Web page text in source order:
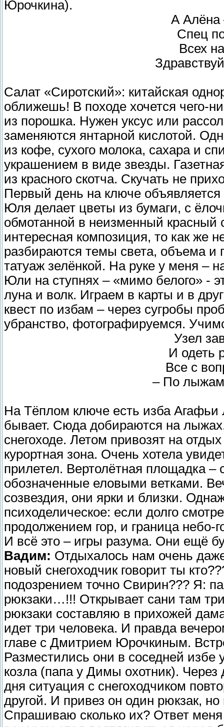
Юрочкина).
А Алёна
Спец
Всех
Салат «Сиротский»: китайская
оближешь! В походе хочется чего-
из порошка. Нужен уксус или
заменяются янтарной кислотой.
из кофе, сухого молока, сахара и
украшением в виде звезды.
из красного скотча. Скучать не
Первый день на ключе
Юля делает цветы из бумаги, с
обмотанной в неизменный красный
интересная композиция, то как же
разбираются темы света, объема и
татуаж зелёнкой. На руке у меня –
Юли на ступнях – «мимо белого» -
луна и волк. Играем в карты и в
квест по избам – через сугробы
убранство, фотографируемся.
Узел
И одеть
Все с
– По
На Тёплом ключе есть изба Агафьи
бывает. Сюда добираются на
снегоходе. Летом привозят на
курортная зона. Очень хотела
прилетел. Вертолётная площадка –
обозначенные еловыми ветками.
созвездия, они ярки и близки.
психоделическое: если долго
продолжением гор, и граница небо-
И всё это – игры разума. Они ещё
Вадим: Отдыхалось нам очень
новый снегоходчик говорит ты
подозрением точно Свирин??? Я:
рюкзаки…!!! Открывает сани там
рюкзаки составляю в прихожей
идет три человека. И правда
главе с Дмитрием Юрочкиным.
Разместились они в соседней избе
козла (папа у Димы охотник).
дня ситуация с снегоходчиком
другой. И привез он один рюкзак,
Спрашиваю сколько их? Ответ